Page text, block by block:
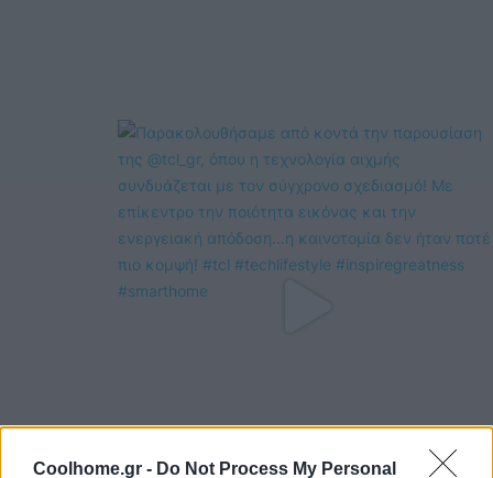
Coolhome.gr - Do Not Process My Personal